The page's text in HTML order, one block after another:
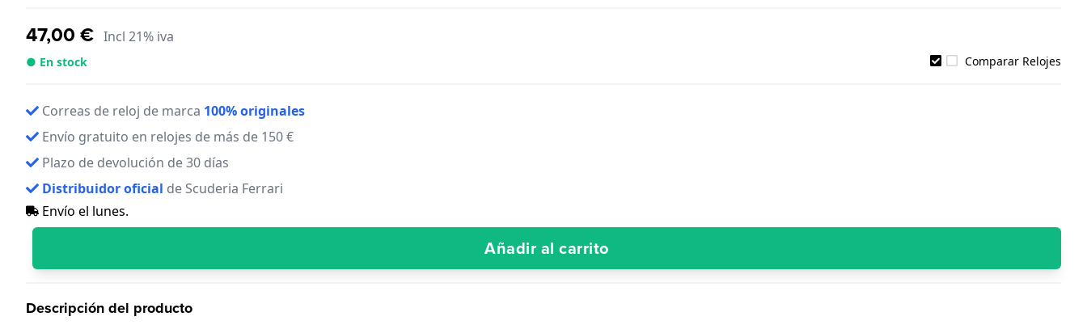
47,00 € Incl 21% iva
● En stock Comparar Relojes
Correas de reloj de marca 100% originales
Envío gratuito en relojes de más de 150 €
Plazo de devolución de 30 días
Distribuidor oficial de Scuderia Ferrari
Envío el lunes.
Añadir al carrito
Descripción del producto